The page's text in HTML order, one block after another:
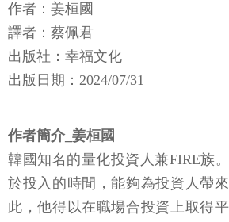
作者：姜桓國
譯者：蔡佩君
出版社：幸福文化
​​出版日期：2024/07/31
作者簡介_姜桓國
韓國知名的量化投資人兼FIRE族
於投入的時間，能夠為投資人帶
此，他得以在職場合投資上取得